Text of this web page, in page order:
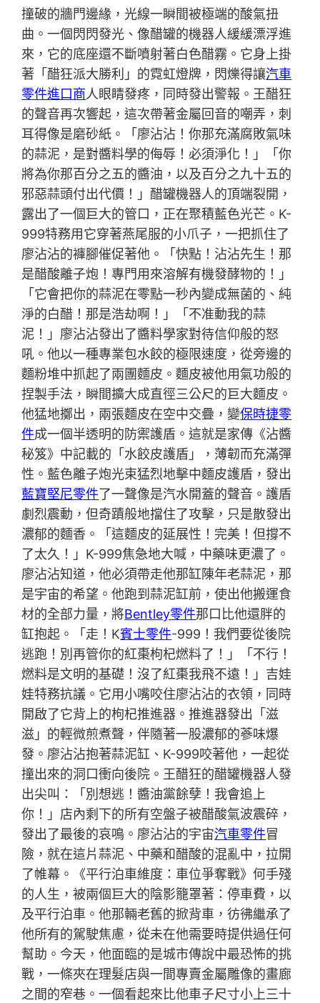
撞破的牆門邊緣，光線一瞬間被極端的酸氣扭
曲。一個閃閃發光、像醋罐的機器人緩緩漂浮進
來，它的底座還不斷噴射著白色醋霧。它身上掛
著「醋狂派大勝利」的霓虹燈牌，閃爍得讓汽車
零件進口商人眼睛發疼，同時發出警報。王醋狂
的聲音再次響起，這次帶著金屬回音的嘲弄，刺
耳得像是磨砂紙。「廖沾沾！你那充滿腐敗氣味
的蒜泥，是對醬料學的侮辱！必須淨化！」「你
將為你那百分之五的醬油，以及百分之九十五的
邪惡蒜頭付出代價！」醋罐機器人的頂端裂開，
露出了一個巨大的管口，正在聚積藍色光芒。K-
999特務用它穿著燕尾服的小爪子，一把抓住了
廖沾沾的褲腳催促著他。「快點！沾沾先生！那
是醋酸離子炮！專門用來溶解有機發酵物的！」
「它會把你的蒜泥在零點一秒內變成無菌的、純
淨的白醋！那是浩劫啊！」「不准動我的蒜
泥！」廖沾沾發出了醬料學家對待信仰般的怒
吼。他以一種專業包水餃的極限速度，從旁邊的
麵粉堆中抓起了兩團麵皮。麵皮被他用氣功般的
捏製手法，瞬間擴大成直徑三公尺的巨大麵皮。
他猛地擲出，兩張麵皮在空中交疊，變保時捷零
件成一個半透明的防禦護盾。這就是家傳《沾醬
秘笈》中記載的「水餃皮護盾」，薄韌而充滿彈
性。藍色離子炮光束猛烈地擊中麵皮護盾，發出
藍寶堅尼零件了一聲像是汽水開蓋的聲音。護盾
劇烈震動，但奇蹟般地擋住了攻擊，只是散發出
濃郁的麵香。「這麵皮的延展性！完美！但撐不
了太久！」K-999焦急地大喊，中藥味更濃了。
廖沾沾知道，他必須帶走他那缸陳年老蒜泥，那
是宇宙的希望。他跑到蒜泥缸前，使出他搬運食
材的全部力量，將Bentley零件那口比他還胖的
缸抱起。「走！K賓士零件-999！我們要從後院
逃跑！別再管你的紅棗枸杞燃料了！」「不行！
燃料是文明的基礎！沒了紅棗我飛不遠！」吉娃
娃特務抗議。它用小嘴咬住廖沾沾的衣領，同時
開啟了它背上的枸杞推進器。推進器發出「滋
滋」的輕微煎煮聲，伴隨著一股濃郁的蔘味爆
發。廖沾沾抱著蒜泥缸、K-999咬著他，一起從
撞出來的洞口衝向後院。王醋狂的醋罐機器人發
出尖叫：「別想逃！醬油黨餘孽！我會追上
你！」店內剩下的所有空盤子被醋酸氣波震碎，
發出了最後的哀鳴。廖沾沾的宇宙汽車零件冒
險，就在這片蒜泥、中藥和醋酸的混亂中，拉開
了帷幕。《平行泊車維度：車位爭奪戰》何手殘
的人生，被兩個巨大的陰影籠罩著：停車費，以
及平行泊車。他那輛老舊的掀背車，彷彿繼承了
他所有的駕駛焦慮，從未在他需要時提供過任何
幫助。今天，他面臨的是城市傳說中最恐怖的挑
戰，一條夾在理髮店與一間專賣金屬雕像的畫廊
之間的窄巷。一個看起來比他車子尺寸小上三十